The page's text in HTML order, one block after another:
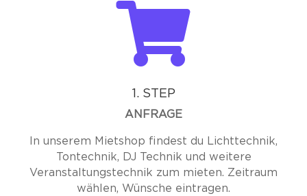

1. STEP
ANFRAGE
In unserem Mietshop findest du Lichttechnik,
Tontechnik, DJ Technik und weitere
Veranstaltungstechnik zum mieten. Zeitraum
wählen, Wünsche eintragen.